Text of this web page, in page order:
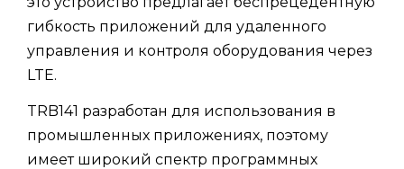
гибкость приложений для удаленного
управления и контроля оборудования через
LTE.
TRB141 разработан для использования в
промышленных приложениях, поэтому
имеет широкий спектр программных